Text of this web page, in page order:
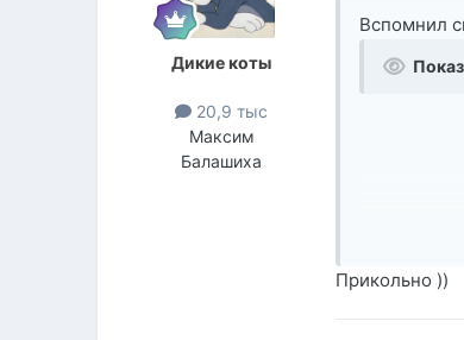
Дикие коты
20,9 тыс
Максим
Балашиха
Вспомнил
Прикольно ))